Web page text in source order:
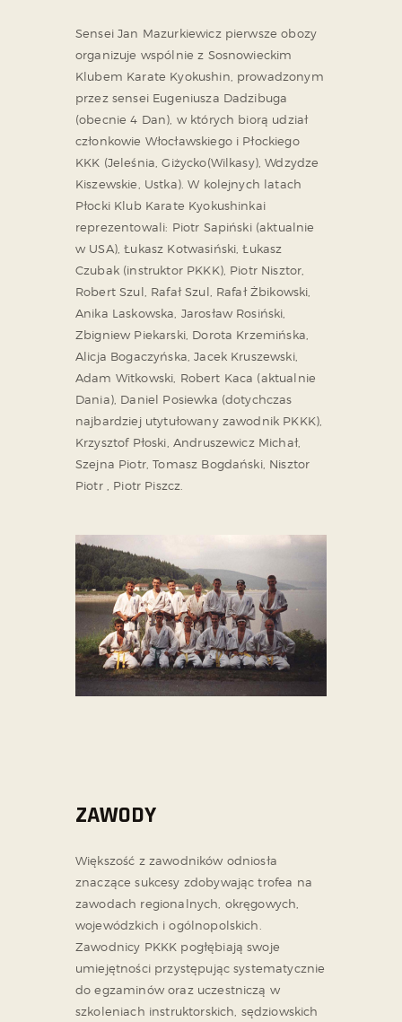
Sensei Jan Mazurkiewicz pierwsze obozy
organizuje wspólnie z Sosnowieckim
Klubem Karate Kyokushin, prowadzonym
przez sensei Eugeniusza Dadzibuga
(obecnie 4 Dan), w których biorą udział
członkowie Włocławskiego i Płockiego
KKK (Jeleśnia, Giżycko(Wilkasy), Wdzydze
Kiszewskie, Ustka). W kolejnych latach
Płocki Klub Karate Kyokushinkai
reprezentowali: Piotr Sapiński (aktualnie
w USA), Łukasz Kotwasiński, Łukasz
Czubak (instruktor PKKK), Piotr Nisztor,
Robert Szul, Rafał Szul, Rafał Żbikowski,
Anika Laskowska, Jarosław Rosiński,
Zbigniew Piekarski, Dorota Krzemińska,
Alicja Bogaczyńska, Jacek Kruszewski,
Adam Witkowski, Robert Kaca (aktualnie
Dania), Daniel Posiewka (dotychczas
najbardziej utytułowany zawodnik PKKK),
Krzysztof Płoski, Andruszewicz Michał,
Szejna Piotr, Tomasz Bogdański, Nisztor
Piotr , Piotr Piszcz.
ZAWODY
Większość z zawodników odniosła
znaczące sukcesy zdobywając trofea na
zawodach regionalnych, okręgowych,
wojewódzkich i ogólnopolskich.
Zawodnicy PKKK pogłębiają swoje
umiejętności przystępując systematycznie
do egzaminów oraz uczestniczą w
szkoleniach instruktorskich, sędziowskich